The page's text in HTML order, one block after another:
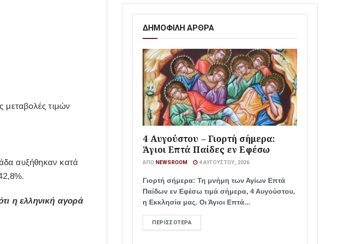
μεταβολές τιμών
αυξήθηκαν κατά
η ελληνική αγορά
ΔΗΜΟΦΙΛΗ ΑΡΘΡΑ
4 Αυγούστου – Γιορτή σήμερα:
Άγιοι Επτά Παίδες εν Εφέσω
ΑΠΌ NEWSROOM 4 ΑΥΓΟΎΣΤΟΥ, 2026
Γιορτή σήμερα: Τη μνήμη των Αγίων Επτά
Παίδων εν Εφέσω τιμά σήμερα, 4 Αυγούστου,
η Εκκλησία μας. Οι Άγιοι Επτά...
ΠΕΡΙΣΣΌΤΕΡΑ